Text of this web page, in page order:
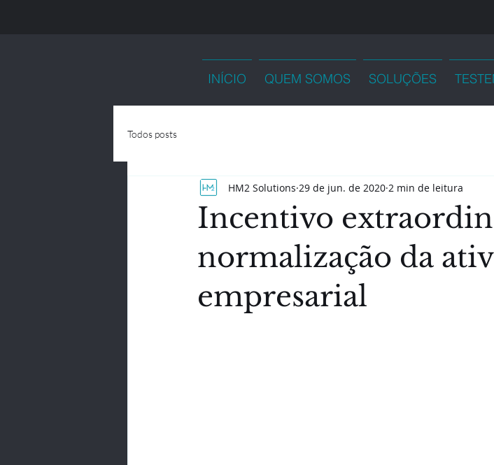
INÍCIO QUEM SOMOS SOLUÇÕES
Todos posts
Incentivo
normalização da
empresarial
HM2 Solutions 29 de jun. de 2020 2 min de leitura